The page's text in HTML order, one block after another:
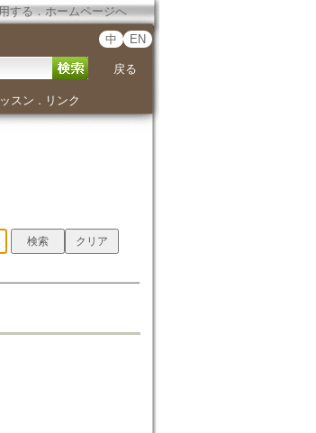
する ． ホームページへ
中 EN
戻る
スン ． リンク